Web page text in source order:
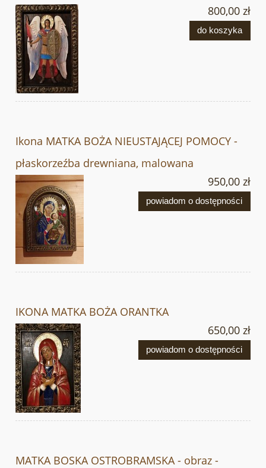
800,00 zł
do koszyka
Ikona MATKA BOŻA NIEUSTAJĄCEJ POMOCY -
płaskorzeźba drewniana, malowana
950,00 zł
powiadom o dostępności
IKONA MATKA BOŻA ORANTKA
650,00 zł
powiadom o dostępności
MATKA BOSKA OSTROBRAMSKA - obraz -